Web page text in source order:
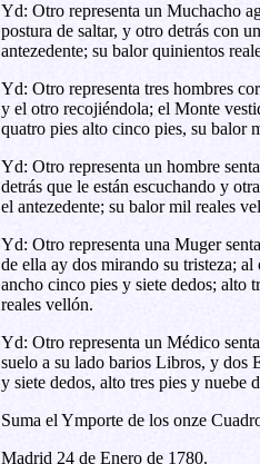
Yd: Otro representa un Muchacho
postura de saltar, y otro detrás con
antezedente; su balor quinientos
Yd: Otro representa tres hombres
y el otro recojiéndola; el Monte
quatro pies alto cinco pies, su balor
Yd: Otro representa un hombre
detrás que le están escuchando y
el antezedente; su balor mil reales
Yd: Otro representa una Muger
de ella ay dos mirando su tristeza;
ancho cinco pies y siete dedos; alto
reales vellón.
Yd: Otro representa un Médico
suelo a su lado barios Libros, y dos
y siete dedos, alto tres pies y nuebe
Suma el Ymporte de los onze
Madrid 24 de Enero de 1780.